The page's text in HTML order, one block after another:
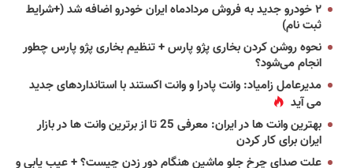
۲ خودرو جدید به فروش مردادماه ایران خودرو اضافه شد (+شرایط
ثبت نام)
نحوه روشن کردن بخاری پژو پارس + تنظیم بخاری پژو پارس چطور
انجام می‌شود؟
مدیرعامل زامیاد: وانت پادرا و وانت اکستند با استانداردهای جدید
می آید
بهترین وانت ها در ایران: معرفی 25 تا از برترین وانت ها در بازار
ایران برای کار کردن
علت صدای چرخ جلو ماشین هنگام دور زدن چیست؟ + عیب یابی و